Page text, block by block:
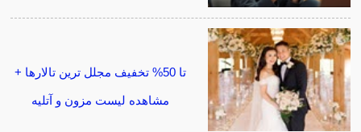
تا 50% تخفیف مجلل ترین تالارها +
مشاهده لیست مزون و آتلیه